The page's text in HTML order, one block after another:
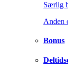
Særlig
Anden
Bonus